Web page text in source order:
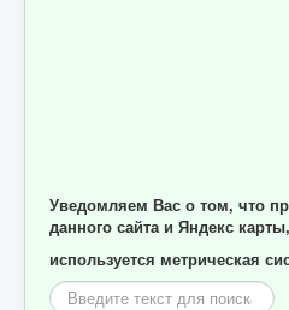
Уведомляем Вас о том, что
данного сайта и Яндекс карты,
используется метрическая
Искать...